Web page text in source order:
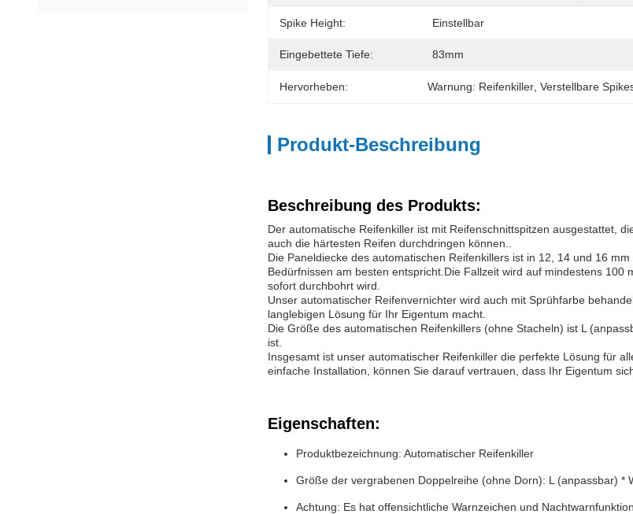
Spike Height: Einstellbar
Eingebettete Tiefe: 83mm
Hervorheben: Warnung: Reifenkiller , Verstellbare
Produkt-Beschreibung
Beschreibung des Produkts:
Der automatische Reifenkiller ist mit Reifenschnittspitzen ausgestattet,
auch die härtesten Reifen durchdringen können..
Die Paneldiecke des automatischen Reifenkillers ist in 12, 14 und 16
Bedürfnissen am besten entspricht.Die Fallzeit wird auf mindestens
sofort durchbohrt wird.
Unser automatischer Reifenvernichter wird auch mit Sprühfarbe
langlebigen Lösung für Ihr Eigentum macht.
Die Größe des automatischen Reifenkillers (ohne Stacheln) ist L
ist.
Insgesamt ist unser automatischer Reifenkiller die perfekte Lösung für
einfache Installation, können Sie darauf vertrauen, dass Ihr Eigentum
Eigenschaften:
Produktbezeichnung: Automatischer Reifenkiller
Größe der vergrabenen Doppelreihe (ohne Dorn): L (anpassbar) *
Achtung: Es hat offensichtliche Warnzeichen und Nachtwarnfunktion.